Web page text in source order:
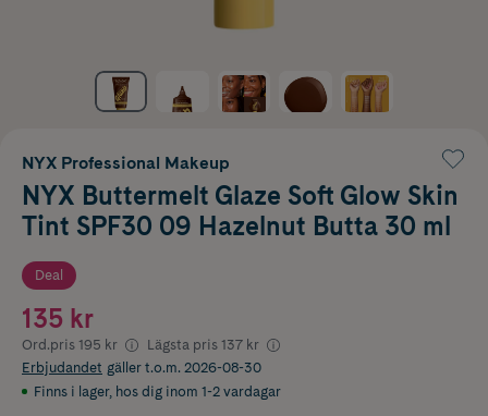
NYX Professional Makeup
NYX Buttermelt Glaze Soft Glow Skin
Tint SPF30 09 Hazelnut Butta 30 ml
Deal
135 kr
Ord.pris 195 kr Lägsta pris 137 kr
Erbjudandet gäller t.o.m. 2026-08-30
Finns i lager, hos dig inom 1-2 vardagar